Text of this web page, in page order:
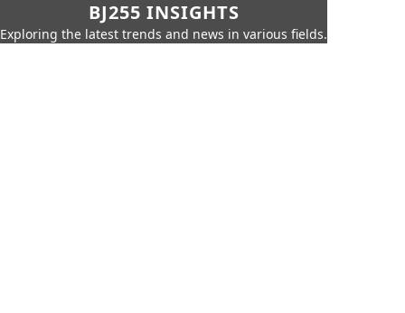
BJ255 INSIGHTS
Exploring the latest trends and news in various fields.